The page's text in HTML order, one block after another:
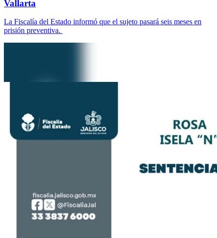
Vallarta
La Fiscalía del Estado informó que el sujeto pasará seis meses en
prisión preventiva.